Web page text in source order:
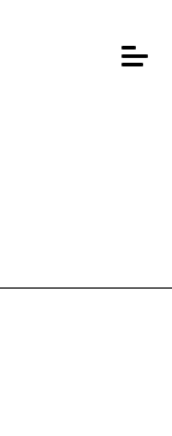
Toggle